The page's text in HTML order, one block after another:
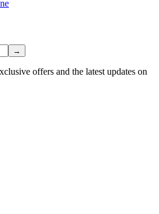
→
offers and the latest updates on